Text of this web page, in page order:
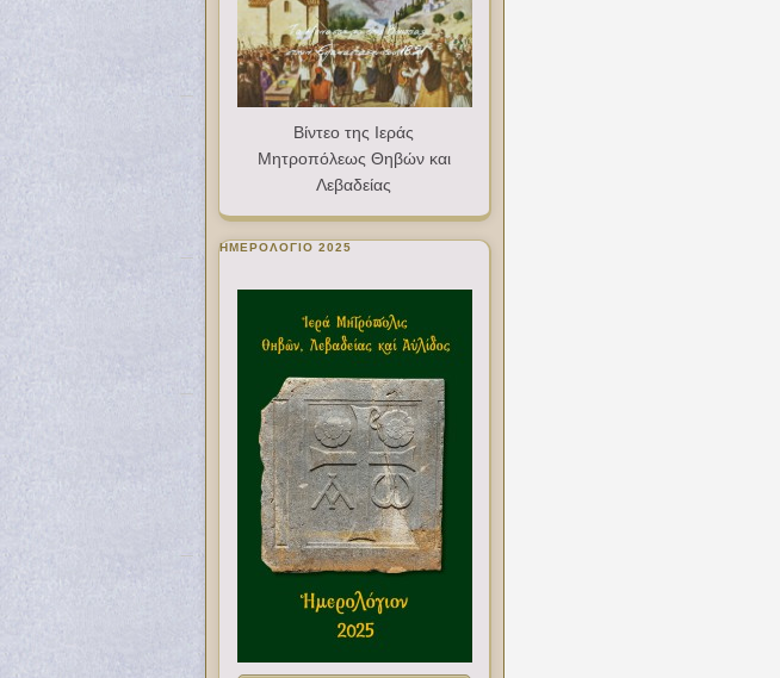
Βίντεο της Ιεράς
Μητροπόλεως Θηβών και
Λεβαδείας
ΗΜΕΡΟΛΟΓΙΟ 2025